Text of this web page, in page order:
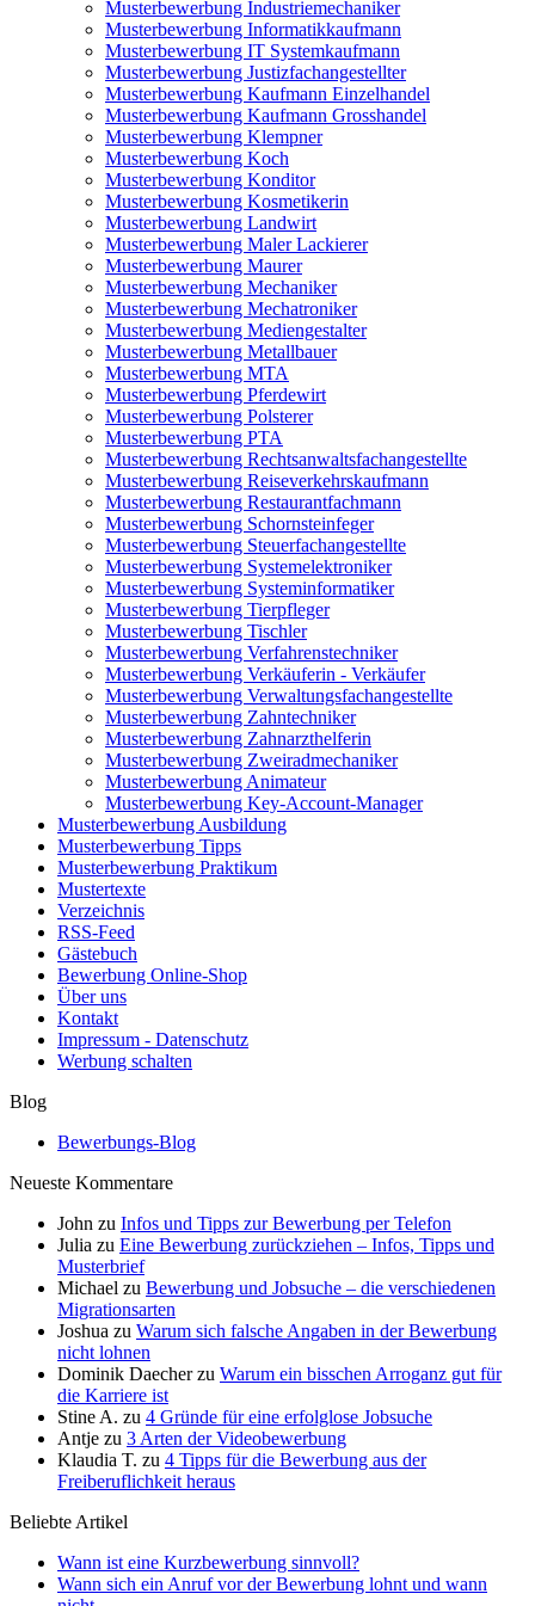
Musterbewerbung Industriemechaniker
Musterbewerbung Informatikkaufmann
Musterbewerbung IT Systemkaufmann
Musterbewerbung Justizfachangestellter
Musterbewerbung Kaufmann Einzelhandel
Musterbewerbung Kaufmann Grosshandel
Musterbewerbung Klempner
Musterbewerbung Koch
Musterbewerbung Konditor
Musterbewerbung Kosmetikerin
Musterbewerbung Landwirt
Musterbewerbung Maler Lackierer
Musterbewerbung Maurer
Musterbewerbung Mechaniker
Musterbewerbung Mechatroniker
Musterbewerbung Mediengestalter
Musterbewerbung Metallbauer
Musterbewerbung MTA
Musterbewerbung Pferdewirt
Musterbewerbung Polsterer
Musterbewerbung PTA
Musterbewerbung Rechtsanwaltsfachangestellte
Musterbewerbung Reiseverkehrskaufmann
Musterbewerbung Restaurantfachmann
Musterbewerbung Schornsteinfeger
Musterbewerbung Steuerfachangestellte
Musterbewerbung Systemelektroniker
Musterbewerbung Systeminformatiker
Musterbewerbung Tierpfleger
Musterbewerbung Tischler
Musterbewerbung Verfahrenstechniker
Musterbewerbung Verkäuferin - Verkäufer
Musterbewerbung Verwaltungsfachangestellte
Musterbewerbung Zahntechniker
Musterbewerbung Zahnarzthelferin
Musterbewerbung Zweiradmechaniker
Musterbewerbung Animateur
Musterbewerbung Key-Account-Manager
Musterbewerbung Ausbildung
Musterbewerbung Tipps
Musterbewerbung Praktikum
Mustertexte
Verzeichnis
RSS-Feed
Gästebuch
Bewerbung Online-Shop
Über uns
Kontakt
Impressum - Datenschutz
Werbung schalten
Blog
Bewerbungs-Blog
Neueste Kommentare
John zu Infos und Tipps zur Bewerbung per Telefon
Julia zu Eine Bewerbung zurückziehen – Infos, Tipps und
Musterbrief
Michael zu Bewerbung und Jobsuche – die verschiedenen
Migrationsarten
Joshua zu Warum sich falsche Angaben in der Bewerbung
nicht lohnen
Dominik Daecherzu Warum ein bisschen Arroganz gut für
die Karriere ist
Stine A. zu 4 Gründe für eine erfolglose Jobsuche
Antje zu 3 Arten der Videobewerbung
Klaudia T. zu 4 Tipps für die Bewerbung aus der
Freiberuflichkeit heraus
Beliebte Artikel
Wann ist eine Kurzbewerbung sinnvoll?
Wann sich ein Anruf vor der Bewerbung lohnt und wann